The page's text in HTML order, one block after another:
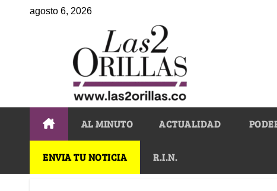
agosto 6, 2026
AL MINUTO ACTUALIDAD
ENVIA TU NOTICIA R.I.N.